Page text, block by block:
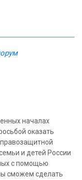
началах
оказать
и детей России
с помощью
сможем сделать